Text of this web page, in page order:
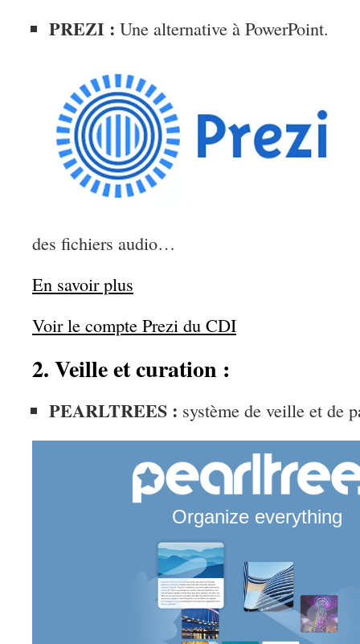
PREZI : Une alternative à PowerPoint.
des fichiers audio…
En savoir plus
Voir le compte Prezi du CDI
2. Veille et curation :
PEARLTREES : système de veille et de